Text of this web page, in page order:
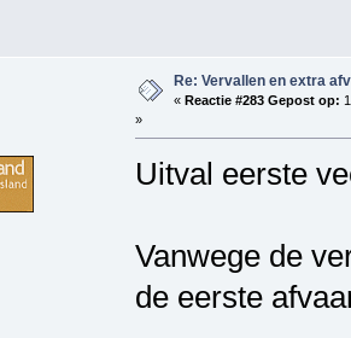
Re: Vervallen en extra
« Reactie #283 Gepost op:
»
Uitval eerste
Vanwege de
de eerste